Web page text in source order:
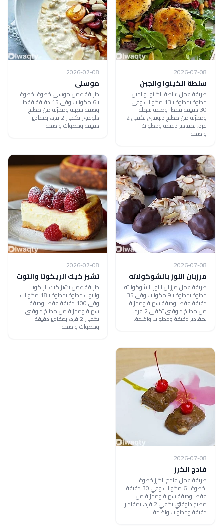
2026-07-08
سلطة الكينوا والجبن
طريقة عمل سلطة الكينوا والجبن
خطوة بخطوة بـ13 مكونات وفي
30 دقيقة فقط. وصفة سهلة
ومجرّبة من مطبخ دلوقتي تكفي 2
فرد، بمقادير دقيقة وخطوات
واضحة.
2026-07-08
موسلى
طريقة عمل موسلى خطوة بخطوة
بـ6 مكونات وفي 15 دقيقة فقط.
وصفة سهلة ومجرّبة من مطبخ
دلوقتي تكفي 2 فرد، بمقادير
دقيقة وخطوات واضحة.
2026-07-08
مرزبان اللوز بالشوكولاته
طريقة عمل مرزبان اللوز بالشوكولاته
خطوة بخطوة بـ9 مكونات وفي 35
دقيقة فقط. وصفة سهلة ومجرّبة
من مطبخ دلوقتي تكفي 2 فرد،
بمقادير دقيقة وخطوات واضحة.
2026-07-08
تشيز كيك الريكوتا والتوت
طريقة عمل تشيز كيك الريكوتا
والتوت خطوة بخطوة بـ18 مكونات
وفي 100 دقيقة فقط. وصفة
سهلة ومجرّبة من مطبخ دلوقتي
تكفي 2 فرد، بمقادير دقيقة
وخطوات واضحة.
2026-07-08
فادج الكرز
طريقة عمل فادج الكرز خطوة
بخطوة بـ6 مكونات وفي 30 دقيقة
فقط. وصفة سهلة ومجرّبة من
مطبخ دلوقتي تكفي 2 فرد، بمقادير
دقيقة وخطوات واضحة.